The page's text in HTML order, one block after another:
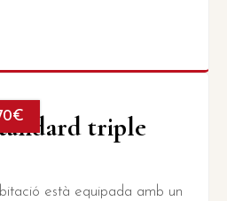
triple
està equipada amb un